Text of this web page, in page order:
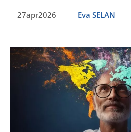
27apr2026 Eva SELAN